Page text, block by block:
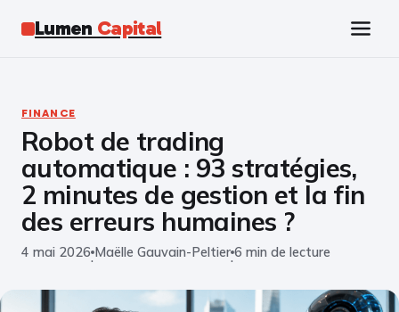
Lumen Capital
Business
Finance
Marketing
FINANCE
Robot de trading
automatique : 93 stratégies,
2 minutes de gestion et la fin
des erreurs humaines ?
4 mai 2026
·
Maëlle Gauvain-Peltier
·
6 min de lecture